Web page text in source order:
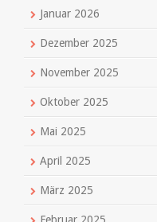
Januar 2026
Dezember 2025
November 2025
Oktober 2025
Mai 2025
April 2025
März 2025